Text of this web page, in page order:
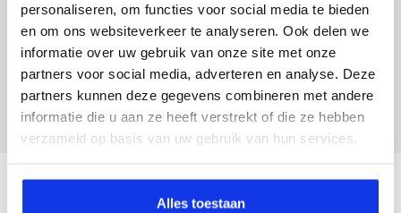
personaliseren, om functies voor social media te bieden
en om ons websiteverkeer te analyseren. Ook delen we
informatie over uw gebruik van onze site met onze
partners voor social media, adverteren en analyse. Deze
partners kunnen deze gegevens combineren met andere
informatie die u aan ze heeft verstrekt of die ze hebben
verzameld op basis van uw gebruik van hun services.
Alles toestaan
Inruilvoorstel aanvragen
Wanneer je foto’s meestuurt ontvang je op
maandag tot en met vrijdag binnen enkele uren
een voorstel.
Veelgestelde vragen